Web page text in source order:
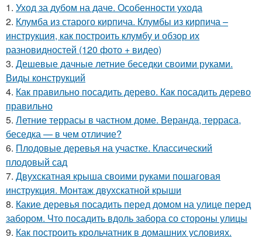
1. Уход за дубом на даче. Особенности ухода
2. Клумба из старого кирпича. Клумбы из кирпича –
инструкция, как построить клумбу и обзор их
разновидностей (120 фото + видео)
3. Дешевые дачные летние беседки своими руками.
Виды конструкций
4. Как правильно посадить дерево. Как посадить дерево
правильно
5. Летние террасы в частном доме. Веранда, терраса,
беседка — в чем отличие?
6. Плодовые деревья на участке. Классический
плодовый сад
7. Двухскатная крыша своими руками пошаговая
инструкция. Монтаж двухскатной крыши
8. Какие деревья посадить перед домом на улице перед
забором. Что посадить вдоль забора со стороны улицы
9. Как построить крольчатник в домашних условиях.